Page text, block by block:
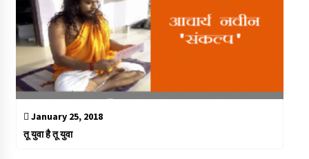
January 25, 2018
तू युवा है तू युवा